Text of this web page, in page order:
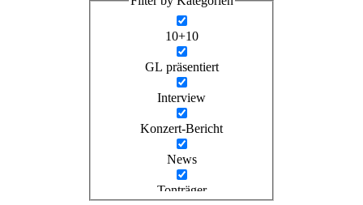
10+10
GL präsentiert
Interview
Konzert-Bericht
News
Tonträger